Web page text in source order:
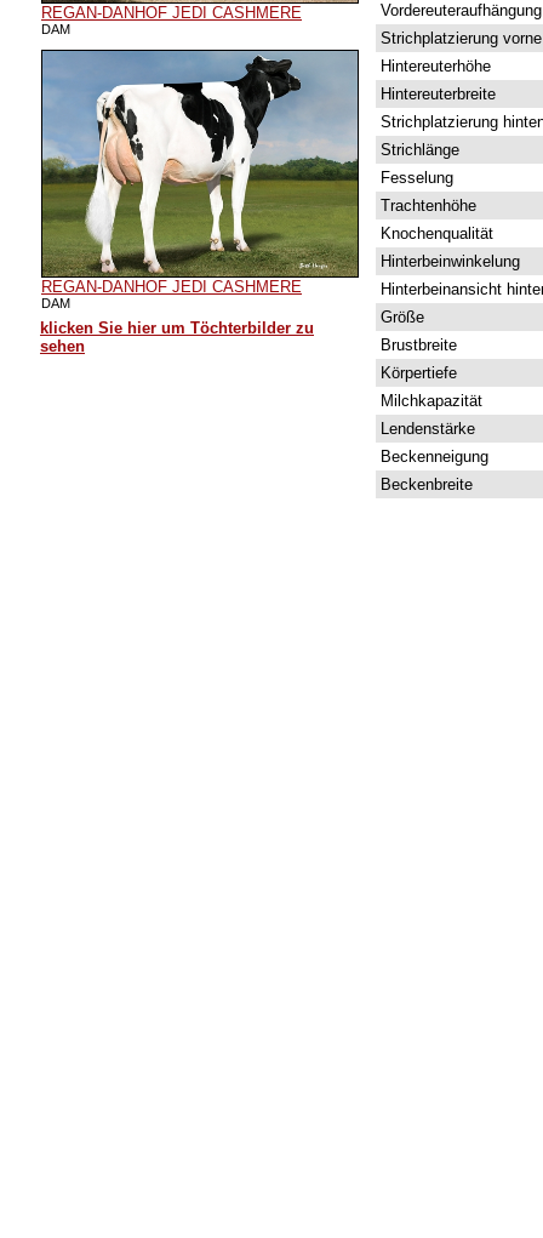
REGAN-DANHOF JEDI CASHMERE
DAM
REGAN-DANHOF JEDI CASHMERE
DAM
klicken Sie hier um Töchterbilder zu
sehen
Vordereuteraufhängung
Strichplatzierung vorne
Hintereuterhöhe
Hintereuterbreite
Strichplatzierung
Strichlänge
Fesselung
Trachtenhöhe
Knochenqualität
Hinterbeinwinkelung
Hinterbeinansicht
Größe
Brustbreite
Körpertiefe
Milchkapazität
Lendenstärke
Beckenneigung
Beckenbreite